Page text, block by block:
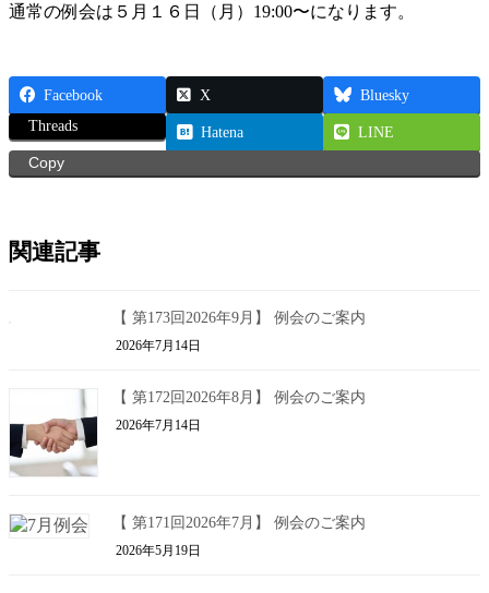
通常の例会は５月１６日（月）19:00〜になります。
Facebook X
Bluesky
Threads
Hatena
LINE
Copy
関連記事
【 第173回2026年9月】 例会のご案内
2026年7月14日
【 第172回2026年8月】 例会のご案内
2026年7月14日
【 第171回2026年7月】 例会のご案内
2026年5月19日